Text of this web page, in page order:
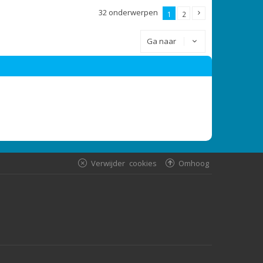
32 onderwerpen 1 2
Ga naar
Omhoog
Verwijder cookies